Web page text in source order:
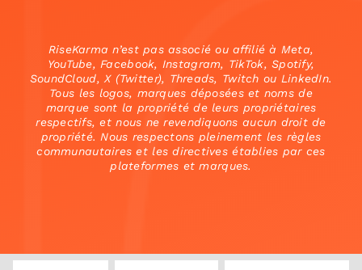
RiseKarma n’est pas associé ou affilié à Meta,
YouTube, Facebook, Instagram, TikTok, Spotify,
SoundCloud, X (Twitter), Threads, Twitch ou LinkedIn.
Tous les logos, marques déposées et noms de
marque sont la propriété de leurs propriétaires
respectifs, et nous ne revendiquons aucun droit de
propriété. Nous respectons pleinement les règles
communautaires et les directives établies par ces
plateformes et marques.